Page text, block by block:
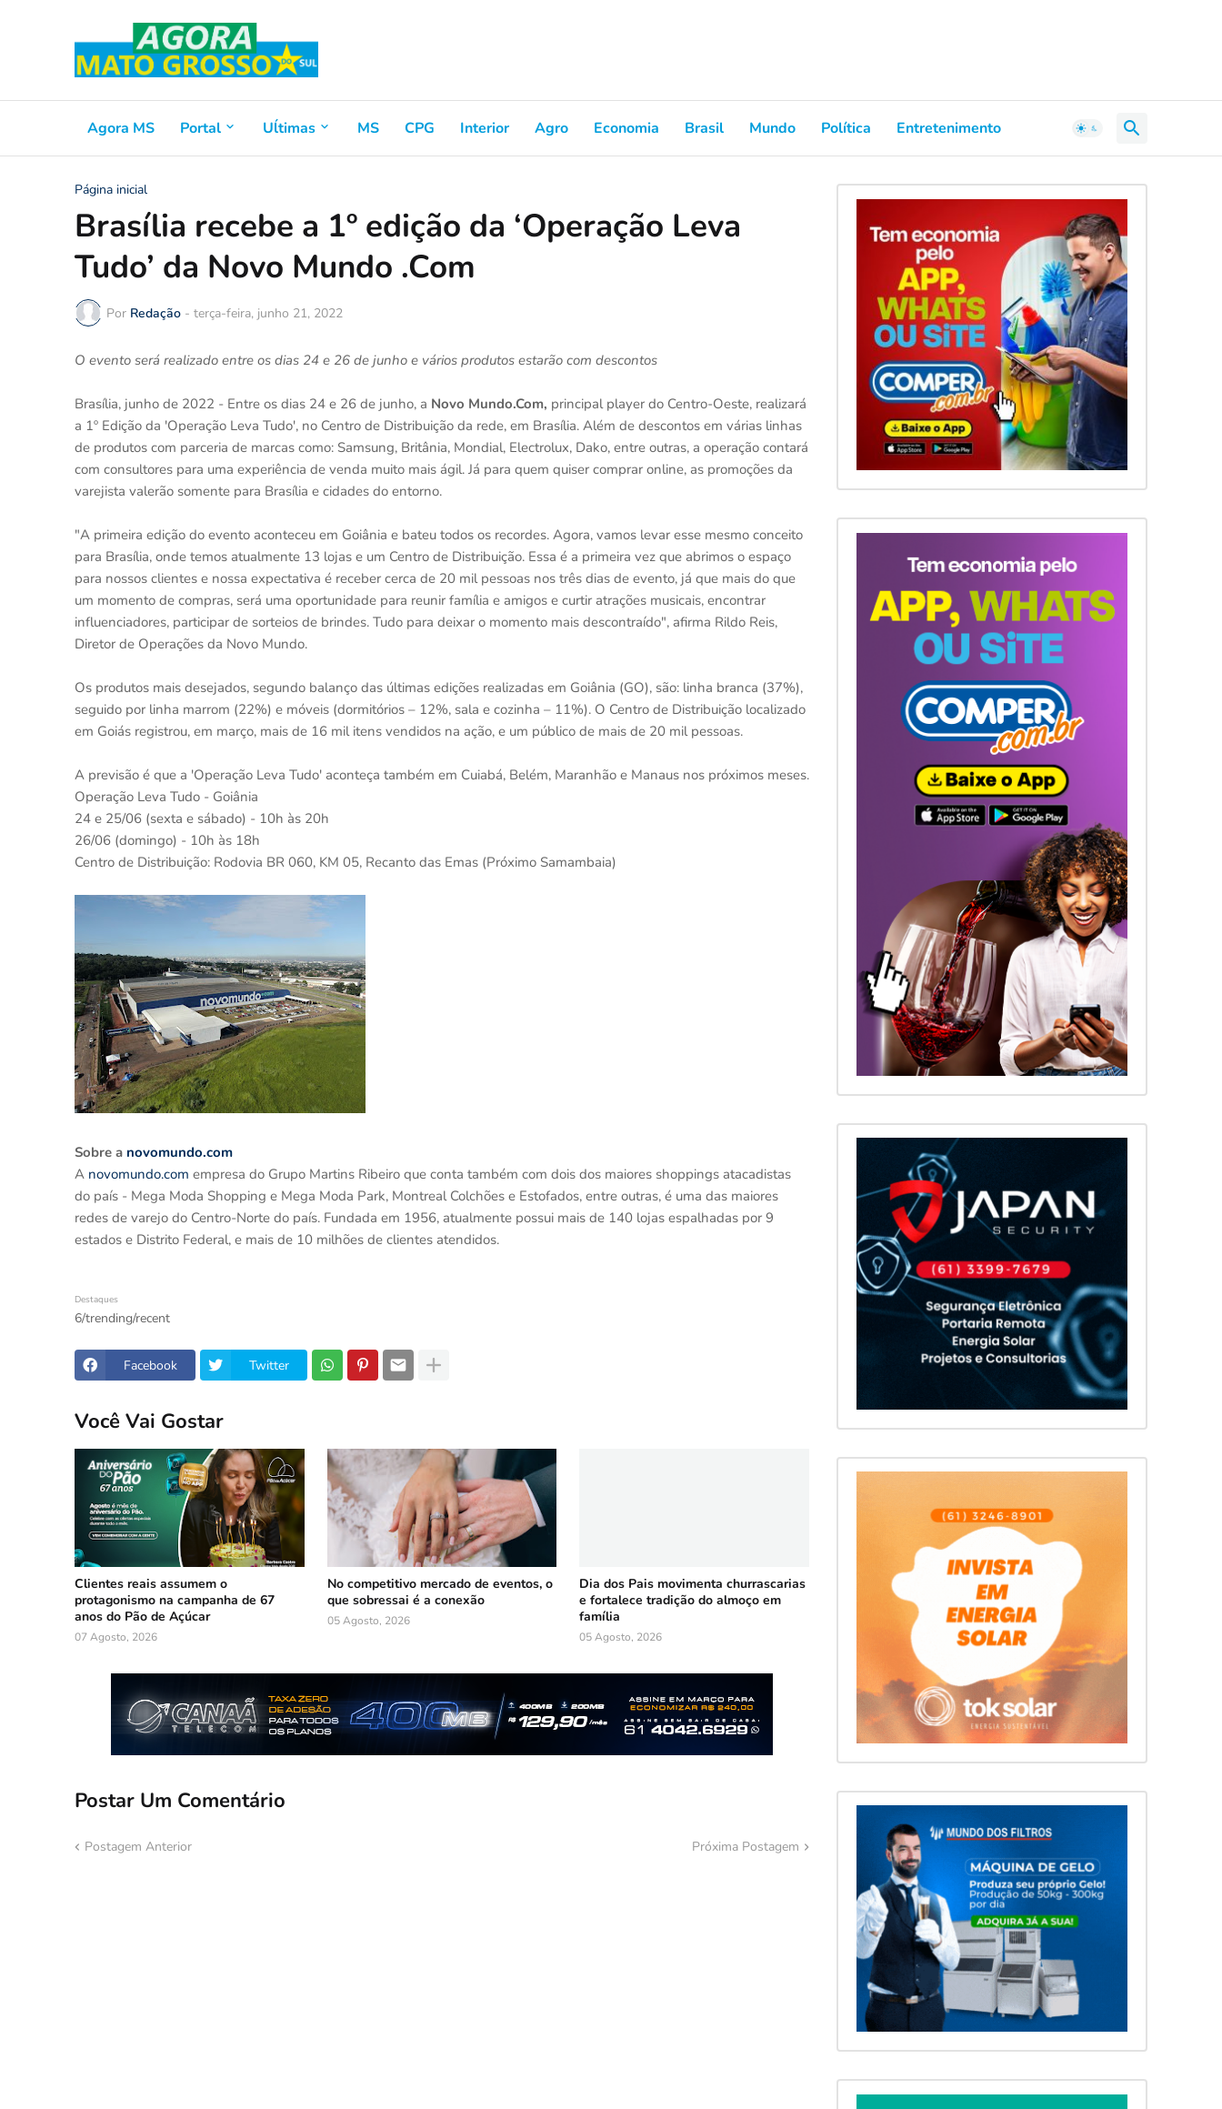
Agora MS Portal Uĺtimas MS CPG Interior Agro Economia Brasil Mundo Política Entretenimento
Página inicial
Brasília recebe a 1º edição da ‘Operação Leva
Tudo’ da Novo Mundo .Com
Por Redação - terça-feira, junho 21, 2022
O evento será realizado entre os dias 24 e 26 de junho e vários produtos estarão com descontos
Brasília, junho de 2022 - Entre os dias 24 e 26 de junho, a Novo Mundo.Com, principal player do Centro-Oeste, realizará
a 1º Edição da 'Operação Leva Tudo', no Centro de Distribuição da rede, em Brasília. Além de descontos em várias linhas
de produtos com parceria de marcas como: Samsung, Britânia, Mondial, Electrolux, Dako, entre outras, a operação contará
com consultores para uma experiência de venda muito mais ágil. Já para quem quiser comprar online, as promoções da
varejista valerão somente para Brasília e cidades do entorno.
"A primeira edição do evento aconteceu em Goiânia e bateu todos os recordes. Agora, vamos levar esse mesmo conceito
para Brasília, onde temos atualmente 13 lojas e um Centro de Distribuição. Essa é a primeira vez que abrimos o espaço
para nossos clientes e nossa expectativa é receber cerca de 20 mil pessoas nos três dias de evento, já que mais do que
um momento de compras, será uma oportunidade para reunir família e amigos e curtir atrações musicais, encontrar
influenciadores, participar de sorteios de brindes. Tudo para deixar o momento mais descontraído", afirma Rildo Reis,
Diretor de Operações da Novo Mundo.
Os produtos mais desejados, segundo balanço das últimas edições realizadas em Goiânia (GO), são: linha branca (37%),
seguido por linha marrom (22%) e móveis (dormitórios – 12%, sala e cozinha – 11%). O Centro de Distribuição localizado
em Goiás registrou, em março, mais de 16 mil itens vendidos na ação, e um público de mais de 20 mil pessoas.
A previsão é que a 'Operação Leva Tudo' aconteça também em Cuiabá, Belém, Maranhão e Manaus nos próximos meses.
Operação Leva Tudo - Goiânia
24 e 25/06 (sexta e sábado) - 10h às 20h
26/06 (domingo) - 10h às 18h
Centro de Distribuição: Rodovia BR 060, KM 05, Recanto das Emas (Próximo Samambaia)
Sobre a novomundo.com
A novomundo.com empresa do Grupo Martins Ribeiro que conta também com dois dos maiores shoppings atacadistas
do país - Mega Moda Shopping e Mega Moda Park, Montreal Colchões e Estofados, entre outras, é uma das maiores
redes de varejo do Centro-Norte do país. Fundada em 1956, atualmente possui mais de 140 lojas espalhadas por 9
estados e Distrito Federal, e mais de 10 milhões de clientes atendidos.
Destaques
6/trending/recent
Facebook Twitter
Você Vai Gostar
Clientes reais assumem o
protagonismo na campanha de 67
anos do Pão de Açúcar
07 Agosto, 2026
No competitivo mercado de eventos, o
que sobressai é a conexão
05 Agosto, 2026
Dia dos Pais movimenta churrascarias
e fortalece tradição do almoço em
família
05 Agosto, 2026
Postar Um Comentário
Postagem Anterior Próxima Postagem